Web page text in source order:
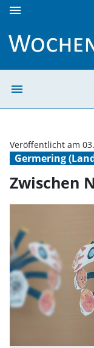
menu
menu
Germering
Veröffentlicht am
Zwischen